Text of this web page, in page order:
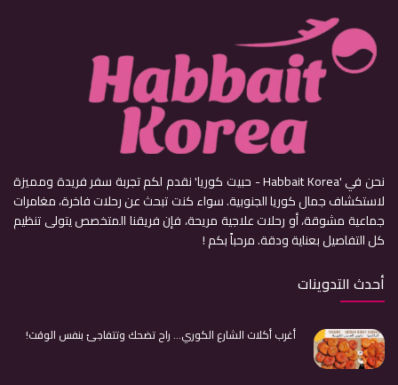
نحن في 'Habbait Korea - حبيت كوريا' نقدم لكم تجربة سفر فريدة ومميزة
لاستكشاف جمال كوريا الجنوبية. سواء كنت تبحث عن رحلات فاخرة، مغامرات
جماعية مشوقة، أو رحلات علاجية مريحة، فإن فريقنا المتخصص يتولى تنظيم
كل التفاصيل بعناية ودقة. مرحباً بكم !
أحدث التدوينات
أغرب أكلات الشارع الكوري… راح تضحك وتتفاجئ بنفس الوقت!